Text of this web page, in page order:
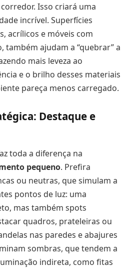
Isso criará uma
incrível. Superfícies
acrílicos e móveis com
também ajudam a “quebrar” a
mais leveza ao
e o brilho desses materiais
pareça menos carregado.
Destaque e
toda a diferença na
pequeno. Prefira
ou neutras, que simulam a
pontos de luz: uma
mas também spots
quadros, prateleiras ou
nas paredes e abajures
sombras, que tendem a
indireta, como fitas